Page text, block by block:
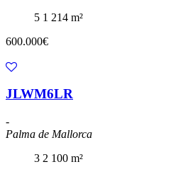
5 1 214 m²
600.000€
JLWM6LR
-
Palma de Mallorca
3 2 100 m²